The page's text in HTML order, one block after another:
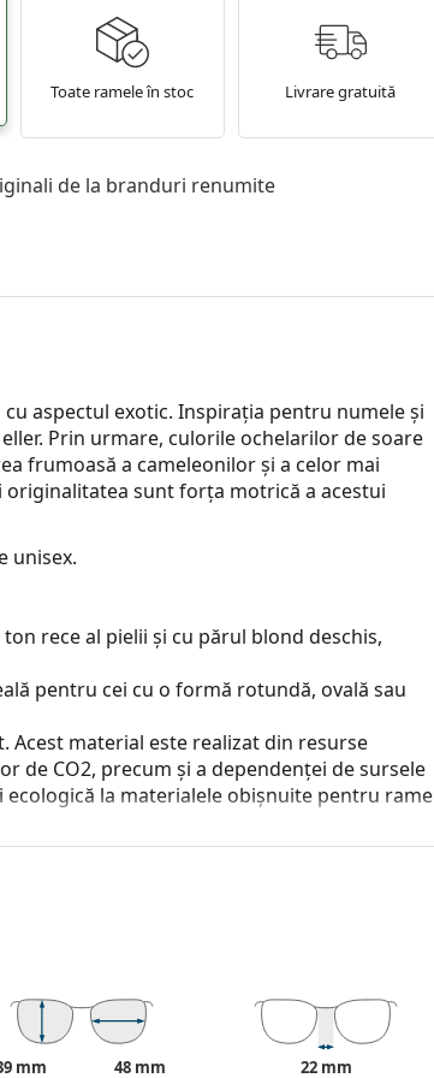
Toate ramele în stoc Livrare gratuită
de la branduri renumite
aspectul exotic. Inspirația pentru numele și
Prin urmare, culorile ochelarilor de soare
frumoasă a cameleonilor și a celor mai
sunt forța motrică a acestui
unisex.
rece al pielii și cu părul blond deschis,
pentru cei cu o formă rotundă, ovală sau
Acest material este realizat din resurse
de CO2, precum și a dependenței de sursele
la materialele obișnuite pentru rame
ultraviolete. Îmbunătățesc rezoluția,
soare polarizați
filtrează reflexiile periculoase
potriviți pentru șoferi, bicicliști, schiori și
mm 48 mm 22 mm